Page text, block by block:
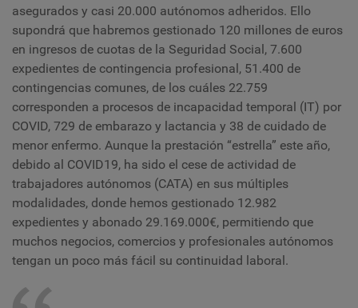
asegurados y casi 20.000 autónomos adheridos. Ello
supondrá que habremos gestionado 120 millones de euros
en ingresos de cuotas de la Seguridad Social, 7.600
expedientes de contingencia profesional, 51.400 de
contingencias comunes, de los cuáles 22.759
corresponden a procesos de incapacidad temporal (IT) por
COVID, 729 de embarazo y lactancia y 38 de cuidado de
menor enfermo. Aunque la prestación “estrella” este año,
debido al COVID19, ha sido el cese de actividad de
trabajadores autónomos (CATA) en sus múltiples
modalidades, donde hemos gestionado 12.982
expedientes y abonado 29.169.000€, permitiendo que
muchos negocios, comercios y profesionales autónomos
tengan un poco más fácil su continuidad laboral.